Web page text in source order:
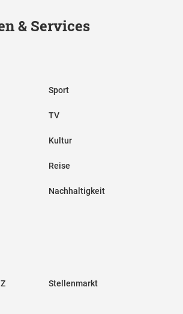
& Services
Sport
TV
Kultur
Reise
Nachhaltigkeit
Stellenmarkt